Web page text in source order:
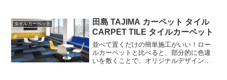
ジ 11.5ステッチ●防炎性能：E2160105●
梱包：16枚/ケース(4平米)●重量：22.8kg/
ケース●工法：流し貼り、市松貼り●制電
性：人体帯電圧 1.0kv以下室内への水の
持込みを軽減。除水性に優れた機能性カ
ーペット。
タイルカーペット
田島 TAJIMA カーペット タイル
CARPET TILE タイルカーペット
並べて置くだけの簡単施工がいい！ロー
ルカーペットと比べると、部分的に色違
いを敷くことで、オリジナルデザインを